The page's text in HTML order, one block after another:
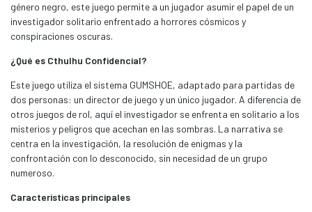
género negro, este juego permite a un jugador asumir el papel de un
investigador solitario enfrentado a horrores cósmicos y
conspiraciones oscuras.
¿Qué es Cthulhu Confidencial?
Este juego utiliza el sistema GUMSHOE, adaptado para partidas de
dos personas: un director de juego y un único jugador. A diferencia de
otros juegos de rol, aquí el investigador se enfrenta en solitario a los
misterios y peligros que acechan en las sombras. La narrativa se
centra en la investigación, la resolución de enigmas y la
confrontación con lo desconocido, sin necesidad de un grupo
numeroso.
Características principales